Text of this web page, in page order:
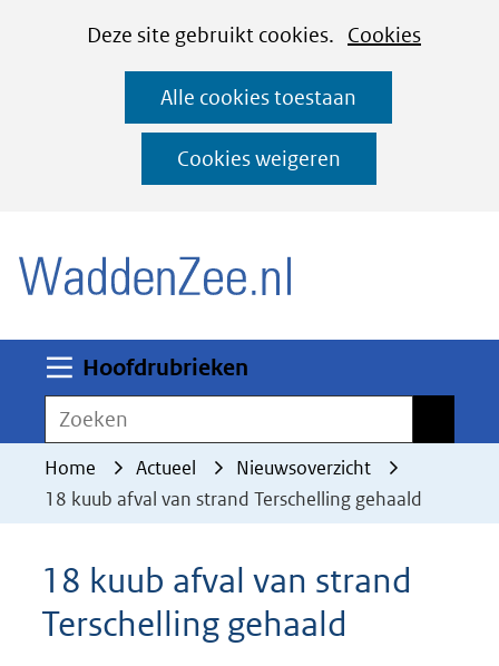
CookiesDeze site gebruikt cookies. Cookies
deze
worden
toegestaan
geweigerd.
Alle cookies toestaan
Cookies weigeren
Ga
naar
de
inhoud
Hoofdrubrieken
Zoeken
Home Actueel
Nieuwsoverzicht
18 kuub afval van strand Terschelling gehaald
18 kuub afval van strand
Terschelling gehaald